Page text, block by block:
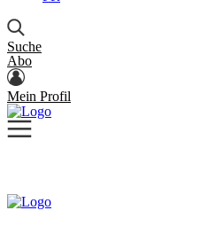
Suche
Abo
Mein Profil